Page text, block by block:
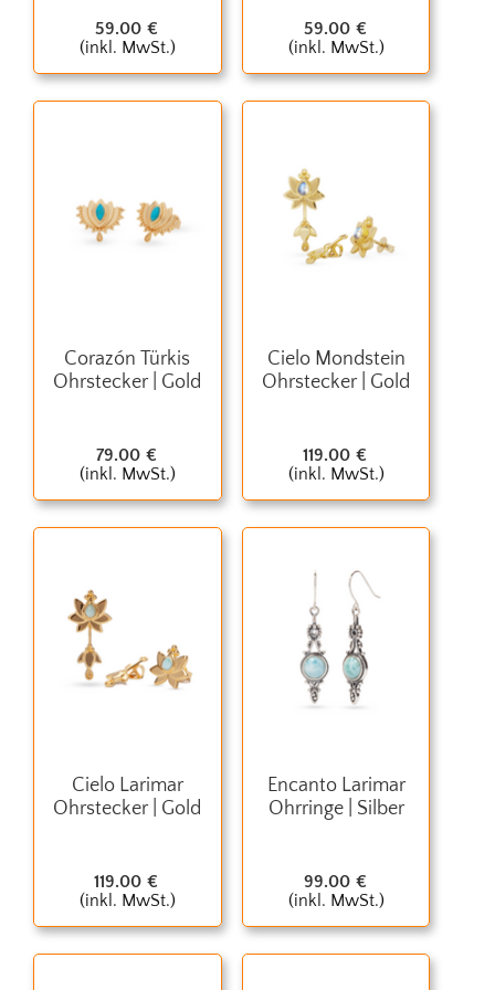
59.00 €
(inkl. MwSt.)
59.00 €
(inkl. MwSt.)
Corazón Türkis
Ohrstecker | Gold
79.00 €
(inkl. MwSt.)
Cielo Mondstein
Ohrstecker | Gold
119.00 €
(inkl. MwSt.)
Cielo Larimar
Ohrstecker | Gold
119.00 €
(inkl. MwSt.)
Encanto Larimar
Ohrringe | Silber
99.00 €
(inkl. MwSt.)